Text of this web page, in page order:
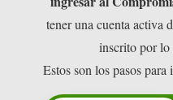
tener una cuenta activa
inscrito por lo
Estos son los pasos para